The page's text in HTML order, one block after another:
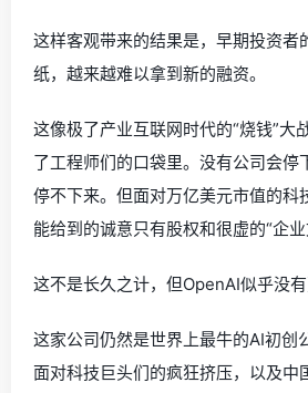
这样客观带来的结果是，早期投资者
纸，越来越难以拿到新的融资。
这像极了产业互联网时代的“烧钱”大
了工程师们的口袋里。没有公司会停
停不下来。但面对万亿美元市值的科
能给到的诚意只有股权和很虚的“企业
这不是长久之计，但OpenAI似乎没有
这家公司仍然是世界上最牛的AI初创
面对科技巨头们的疯狂挤压，以及中